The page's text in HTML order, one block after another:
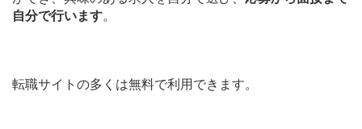
自分で行います。
転職サイトの多くは無料で利用できます。